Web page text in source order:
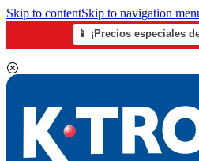
Skip to contentSkip to navigation
📱 ¡Precios especiales